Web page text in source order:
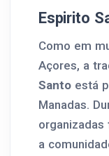
Espirito
Como em
Açores, a
Santo está
Manadas.
organizadas
a